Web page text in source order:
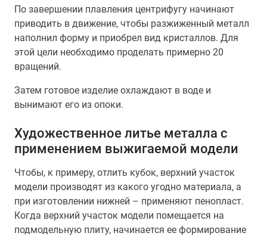
По завершении плавления центрифугу начинают
приводить в движение, чтобы разжиженный металл
наполнил форму и приобрел вид кристаллов. Для
этой цели необходимо проделать примерно 20
вращений.
Затем готовое изделие охлаждают в воде и
вынимают его из опоки.
Художественное литье металла с
применением выжигаемой модели
Чтобы, к примеру, отлить кубок, верхний участок
модели производят из какого угодно материала, а
при изготовлении нижней – применяют пенопласт.
Когда верхний участок модели помещается на
подмодельную плиту, начинается ее формирование